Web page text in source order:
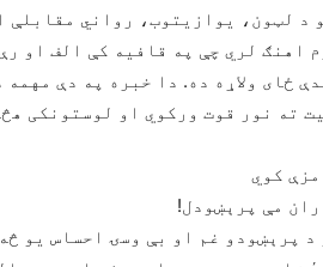
د لټون، یوازیتوب، رواني مقابلې
اهنګ لري چې په قافیه کې الف او
ته نور قوت ورکوي او لوستونکی
کوي
مې پرېښودل!